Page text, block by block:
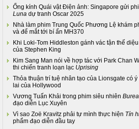
Ống kính Quái vật Điện ảnh: Singapore gửi
Luna dự tranh Oscar 2025
Nhà làm phim Trung Quốc Phương Lệ khám
và để mắt tới bí ẩn MH370
Khi Loki-Tom Hiddleston gánh vác tận thế
của Stephen King
Kim Sang Man nói về hợp tác với Park Chan
thi chiến tranh loạn lạc Uprising
Thỏa thuận trí tuệ nhân tạo của Lionsgate có
lai của Hollywood
Vương Tuấn Khải trong phim siêu nhiên
đạo diễn Lục Xuyên
Vì sao Zoë Kravitz phải tự mình thực hiện Tín
phẩm đạo diễn đầu tay